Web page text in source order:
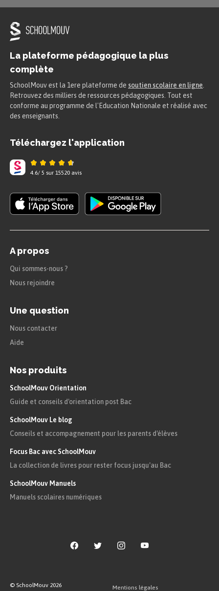
Si un point est sur l’axe de symétrie,
son symétrique est lui-même.
Symétrique d’un segment
Pour tracer le symétrique d’un segment, il faut
tracer le symétrique de deux points (les deux
ci-dessus.
On trace d’abord les
symétriques des points
et d’une règle graduée.
Puis, on relie les deux
points, que l’on nomme
Le segment [
de symétrie.
La plateforme pédagogique la plus
complète
SchoolMouv est la 1ere plateforme de soutien scolaire en ligne
Retrouvez des milliers de ressources pédagogiques. Tout est
conforme au programme de l'Education Nationale et réalisé avec
des enseignants.
Téléchargez l'application
4.6/ 5 sur 15520 avis
A propos
Qui sommes-nous ?
Nous rejoindre
Une question
Nous contacter
Aide
Nos produits
SchoolMouv Orientation
Guide et conseils d'orientation post Bac
SchoolMouv Le blog
Conseils et accompagnement pour les parents d'élèves
Focus Bac avec SchoolMouv
La collection de livres pour rester focus jusqu'au Bac
SchoolMouv Manuels
Manuels scolaires numériques
© SchoolMouv 2026 Mentions légales